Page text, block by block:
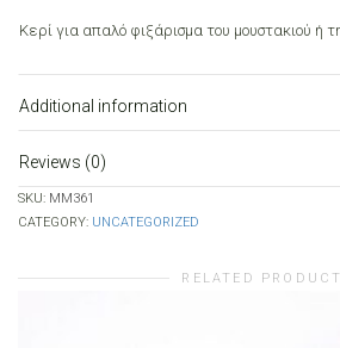
Κερί για απαλό φιξάρισμα του μουστακιού ή
Additional information
Reviews (0)
SKU: MM361
CATEGORY: UNCATEGORIZED
RELATED